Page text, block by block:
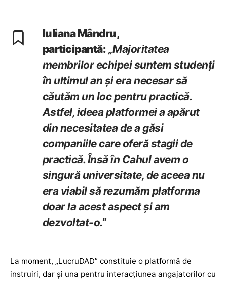
Iuliana Mândru,
participantă: „Majoritatea
membrilor echipei suntem studenți
în ultimul an și era necesar să
căutăm un loc pentru practică.
Astfel, ideea platformei a apărut
din necesitatea de a găsi
companiile care oferă stagii de
practică. Însă în Cahul avem o
singură universitate, de aceea nu
era viabil să rezumăm platforma
doar la acest aspect și am
dezvoltat-o.”
La moment, „LucruDAD” constituie o platformă de
instruiri, dar și una pentru interacțiunea angajatorilor cu